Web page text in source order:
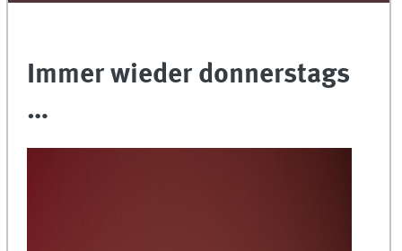
Immer wieder donnerstags
…